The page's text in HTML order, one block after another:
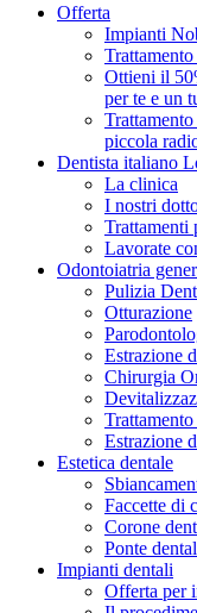
Offerta
Impianti
Ottieni il
per te e un
piccola
Dentista italiano
La clinica
I nostri
Trattamenti
Lavorate
Odontoiatria
Pulizia
Otturazione
Estrazione
Chirurgia
Estrazione
Estetica dentale
Faccette di
Corone
Ponte
Impianti dentali
Offerta per